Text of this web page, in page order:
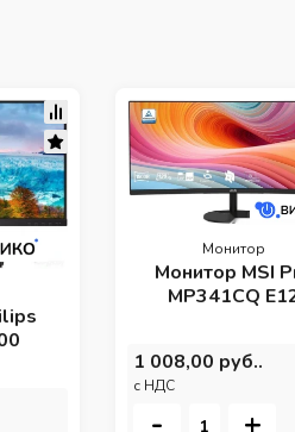
Монитор
Монитор MSI
MP341CQ
1 008,00 руб..
c НДС